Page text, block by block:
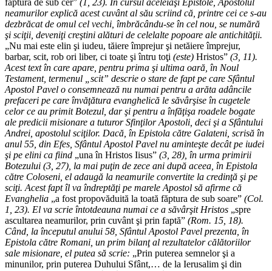
neamurilor explică acest cuvânt al său scriind că, printre cei ce s-au
dezbrăcat de omul cel vechi, îmbrăcându-se în cel nou, se numără
şi sciţii, deveniţi creştini alături de celelalte popoare ale antichităţii.
„Nu mai este elin şi iudeu, tăiere împrejur şi netăiere împrejur,
barbar, scit, rob ori liber, ci toate şi întru toţi (este) Hristos” (3, 11).
Acest text în care apare, pentru prima şi ultima oară, în Noul
Testament, termenul „scit” descrie o stare de fapt pe care Sfântul
Apostol Pavel o consemnează nu numai pentru a arăta adâncile
prefaceri pe care învăţătura evanghelică le săvârşise în cugetele
celor ce au primit Botezul, dar şi pentru a înfăţişa roadele bogate
ale predicii misionare a tuturor Sfinţilor Apostoli, deci şi a Sfântului
Andrei, apostolul sciţilor. Dacă, în Epistola către Galateni, scrisă în
anul 55, din Efes, Sfântul Apostol Pavel nu aminteşte decât pe iudei
şi pe elini ca fiind „una în Hristos Iisus” (3, 28), în urma primirii
Botezului (3, 27), la mai puţin de zece ani după aceea, în Epistola
către Coloseni, el adaugă la neamurile convertite la credinţă şi pe
sciţi. Acest fapt îl va îndreptăţi pe marele Apostol să afirme că
Evanghelia „a fost propovăduită la toată făptura de sub soare” (Col.
1, 23). El va scrie întotdeauna numai ce a săvârşit Hristos „spre
ascultarea neamurilor, prin cuvânt şi prin faptă” (Rom. 15, 18).
Când, la începutul anului 58, Sfântul Apostol Pavel prezenta, în
Epistola către Romani, un prim bilanţ al rezultatelor călătoriilor
sale misionare, el putea să scrie: „Prin puterea semnelor şi a
minunilor, prin puterea Duhului Sfânt,… de la Ierusalim şi din